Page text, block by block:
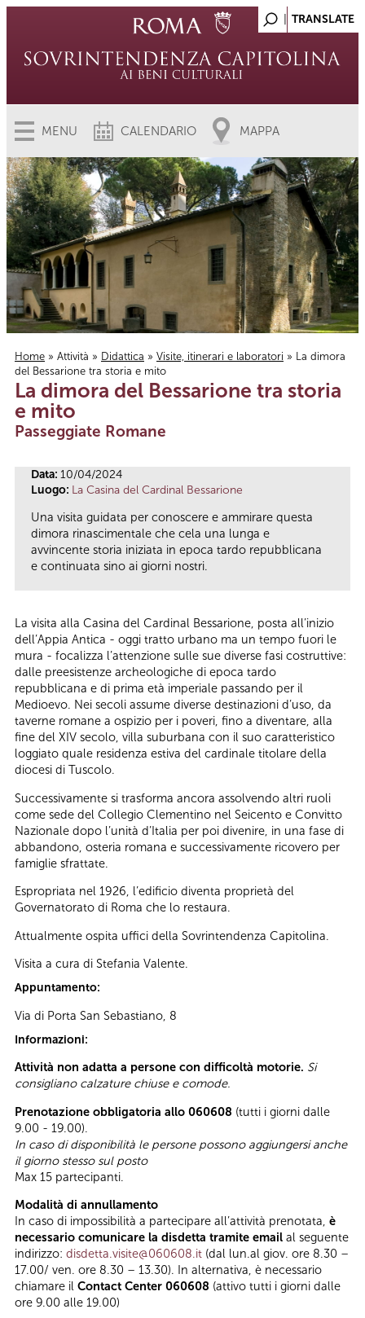
MENU CALENDARIO MAPPA
Tu sei qui
Home » Attività » Didattica » Visite, itinerari e laboratori » La dimora
del Bessarione tra storia e mito
La dimora del Bessarione tra storia
e mito
Passeggiate Romane
Data: 10/04/2024
Luogo: La Casina del Cardinal Bessarione
Una visita guidata per conoscere e ammirare questa
dimora rinascimentale che cela una lunga e
avvincente storia iniziata in epoca tardo repubblicana
e continuata sino ai giorni nostri.
La visita alla Casina del Cardinal Bessarione, posta all’inizio
dell’Appia Antica - oggi tratto urbano ma un tempo fuori le
mura - focalizza l’attenzione sulle sue diverse fasi costruttive:
dalle preesistenze archeologiche di epoca tardo
repubblicana e di prima età imperiale passando per il
Medioevo. Nei secoli assume diverse destinazioni d’uso, da
taverne romane a ospizio per i poveri, fino a diventare, alla
fine del XIV secolo, villa suburbana con il suo caratteristico
loggiato quale residenza estiva del cardinale titolare della
diocesi di Tuscolo.
Successivamente si trasforma ancora assolvendo altri ruoli
come sede del Collegio Clementino nel Seicento e Convitto
Nazionale dopo l’unità d’Italia per poi divenire, in una fase di
abbandono, osteria romana e successivamente ricovero per
famiglie sfrattate.
Espropriata nel 1926, l’edificio diventa proprietà del
Governatorato di Roma che lo restaura.
Attualmente ospita uffici della Sovrintendenza Capitolina.
Visita a cura di Stefania Valente.
Appuntamento:
Via di Porta San Sebastiano, 8
Informazioni:
Attività non adatta a persone con difficoltà motorie. Si
consigliano calzature chiuse e comode.
Prenotazione obbligatoria allo 060608 (tutti i giorni dalle
9.00 - 19.00).
In caso di disponibilità le persone possono aggiungersi anche
il giorno stesso sul posto
Max 15 partecipanti.
Modalità di annullamento
In caso di impossibilità a partecipare all’attività prenotata, è
necessario comunicare la disdetta tramite email al seguente
indirizzo: disdetta.visite@060608.it (dal lun.al giov. ore 8.30 –
17.00/ ven. ore 8.30 – 13.30). In alternativa, è necessario
chiamare il Contact Center 060608 (attivo tutti i giorni dalle
ore 9.00 alle 19.00)